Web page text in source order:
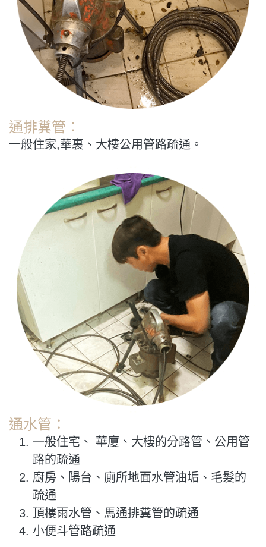
通排糞管：
一般住家,華裏、大樓公用管路疏通。
通水管：
一般住宅、 華廈、大樓的分路管、公用管
路的疏通
廚房、陽台、廁所地面水管油垢、毛髮的
疏通
頂樓雨水管、馬通排糞管的疏通
小便斗管路疏通